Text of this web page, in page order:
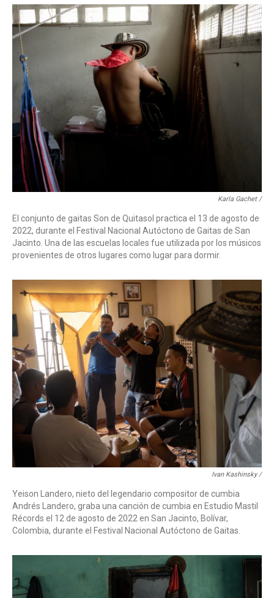
Karla Gachet /
El conjunto de gaitas Son de Quitasol practica el 13 de agosto de
2022, durante el Festival Nacional Autóctono de Gaitas de San
Jacinto. Una de las escuelas locales fue utilizada por los músicos
provenientes de otros lugares como lugar para dormir.
Ivan Kashinsky /
Yeison Landero, nieto del legendario compositor de cumbia
Andrés Landero, graba una canción de cumbia en Estudio Mastil
Récords el 12 de agosto de 2022 en San Jacinto, Bolívar,
Colombia, durante el Festival Nacional Autóctono de Gaitas.